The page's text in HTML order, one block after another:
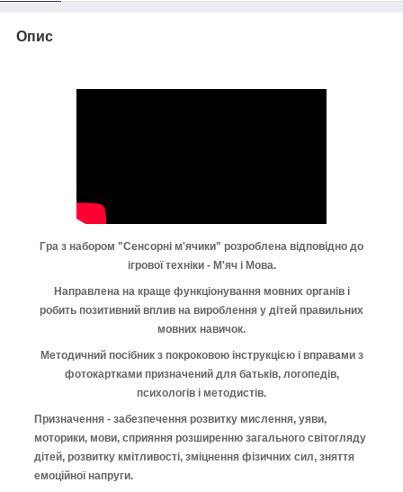
Опис
Гра з набором "Сенсорні м'ячики" розроблена відповідно до
ігрової техніки - М'яч і Мова.
Направлена ​​на краще функціонування мовних органів і
робить позитивний вплив на вироблення у дітей правильних
мовних навичок.
Методичний посібник з покроковою інструкцією і вправами з
фотокартками призначений для батьків, логопедів,
психологів і методистів.
Призначення - забезпечення розвитку мислення, уяви,
моторики, мови, сприяння розширенню загального світогляду
дітей, розвитку кмітливості, зміцнення фізичних сил, зняття
емоційної напруги.